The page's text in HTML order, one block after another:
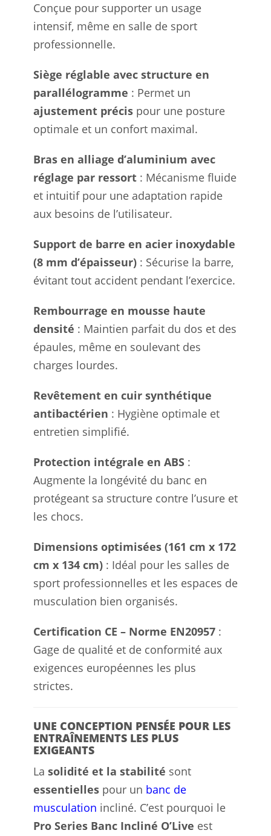
Conçue pour supporter un usage
intensif, même en salle de sport
professionnelle.
Siège réglable avec structure en
parallélogramme : Permet un
ajustement précis pour une posture
optimale et un confort maximal.
Bras en alliage d’aluminium avec
réglage par ressort : Mécanisme fluide
et intuitif pour une adaptation rapide
aux besoins de l’utilisateur.
Support de barre en acier inoxydable
(8 mm d’épaisseur) : Sécurise la barre,
évitant tout accident pendant l’exercice.
Rembourrage en mousse haute
densité : Maintien parfait du dos et des
épaules, même en soulevant des
charges lourdes.
Revêtement en cuir synthétique
antibactérien : Hygiène optimale et
entretien simplifié.
Protection intégrale en ABS :
Augmente la longévité du banc en
protégeant sa structure contre l’usure et
les chocs.
Dimensions optimisées (161 cm x 172
cm x 134 cm) : Idéal pour les salles de
sport professionnelles et les espaces de
musculation bien organisés.
Certification CE – Norme EN20957 :
Gage de qualité et de conformité aux
exigences européennes les plus
strictes.
UNE CONCEPTION PENSÉE POUR LES
ENTRAÎNEMENTS LES PLUS
EXIGEANTS
La solidité et la stabilité sont
essentielles pour un banc de
musculation incliné. C’est pourquoi le
Pro Series Banc Incliné O’Live est